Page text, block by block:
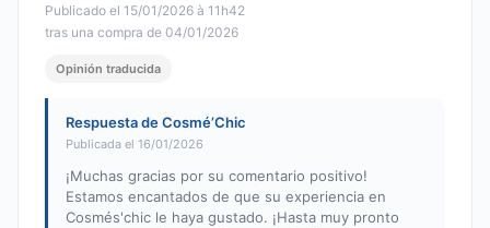
Publicado el 15/01/2026 à 11h42
tras una compra de 04/01/2026
Opinión traducida
Respuesta de Cosmé’Chic
Publicada el 16/01/2026
¡Muchas gracias por su comentario positivo!
Estamos encantados de que su experiencia en
Cosmés'chic le haya gustado. ¡Hasta muy pronto